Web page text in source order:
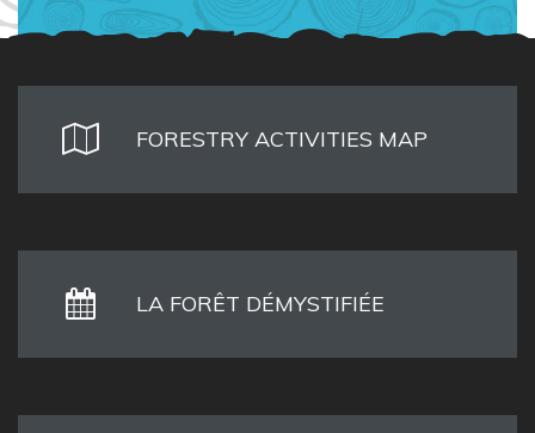
FORESTRY ACTIVITIES MAP
LA FORÊT DÉMYSTIFIÉE